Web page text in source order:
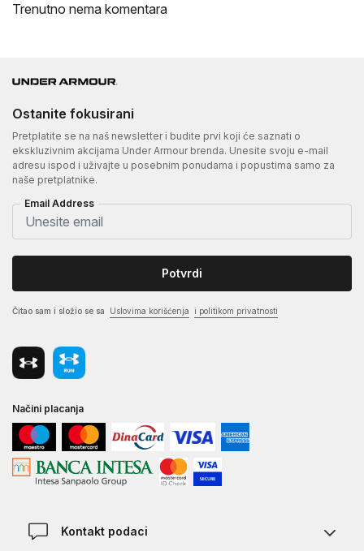
Trenutno nema komentara
Ostanite fokusirani
Pretplatite se na naš newsletter i budite prvi koji će saznati o
ekskluzivnim akcijama Under Armour brenda. Unesite svoju e-mail
adresu ispod i uživajte u posebnim ponudama i popustima samo za
naše pretplatnike.
Email Address
Potvrdi
Čitao sam i složio se sa Uslovima korišćenja i politikom privatnosti
Načini placanja
Kontakt podaci